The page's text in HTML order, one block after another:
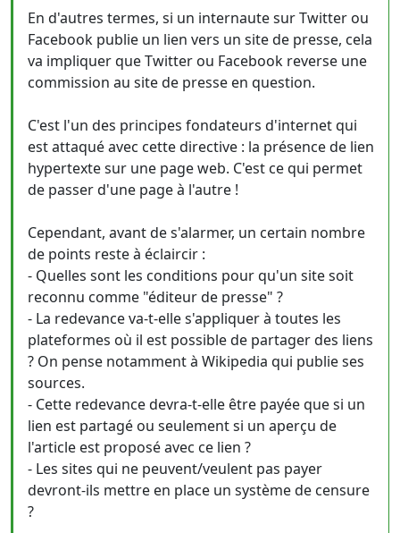
En d'autres termes, si un internaute sur Twitter ou
Facebook publie un lien vers un site de presse, cela
va impliquer que Twitter ou Facebook reverse une
commission au site de presse en question.
C'est l'un des principes fondateurs d'internet qui
est attaqué avec cette directive : la présence de lien
hypertexte sur une page web. C'est ce qui permet
de passer d'une page à l'autre !
Cependant, avant de s'alarmer, un certain nombre
de points reste à éclaircir :
- Quelles sont les conditions pour qu'un site soit
reconnu comme "éditeur de presse" ?
- La redevance va-t-elle s'appliquer à toutes les
plateformes où il est possible de partager des liens
? On pense notamment à Wikipedia qui publie ses
sources.
- Cette redevance devra-t-elle être payée que si un
lien est partagé ou seulement si un aperçu de
l'article est proposé avec ce lien ?
- Les sites qui ne peuvent/veulent pas payer
devront-ils mettre en place un système de censure
?